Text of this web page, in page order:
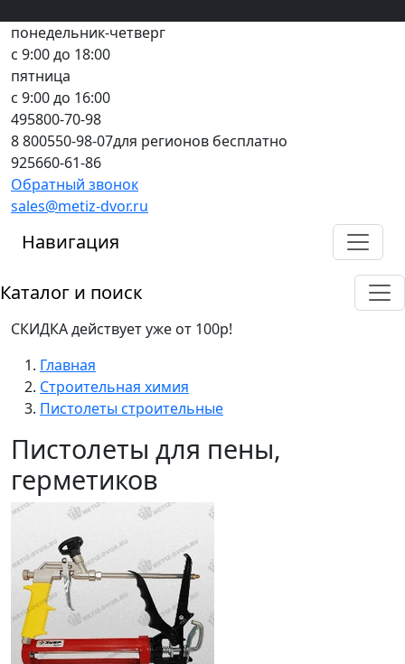
понедельник-четверг
с 9:00 до 18:00
пятница
с 9:00 до 16:00
495800-70-98
8 800550-98-07для регионов бесплатно
925660-61-86
Обратный звонок
sales@metiz-dvor.ru
Навигация
Каталог и поиск
СКИДКА действует уже от 100р!
Главная
Строительная химия
Пистолеты строительные
Пистолеты для пены,
герметиков